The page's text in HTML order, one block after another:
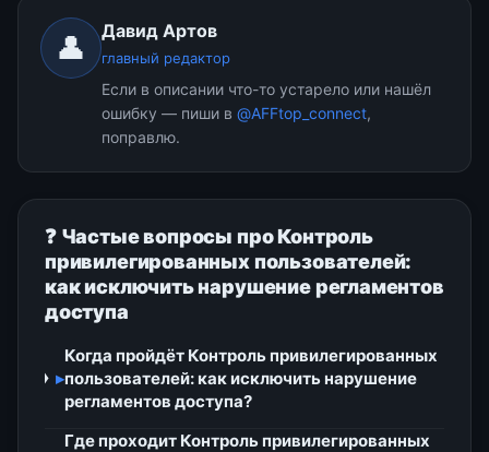
👤 Давид Артов
главный редактор
Если в описании что-то устарело или нашёл
ошибку — пиши в @AFFtop_connect,
поправлю.
❓ Частые вопросы про Контроль
привилегированных пользователей:
как исключить нарушение регламентов
доступа
▸
Когда пройдёт Контроль привилегированных
пользователей: как исключить нарушение
регламентов доступа?
Где проходит Контроль привилегированных